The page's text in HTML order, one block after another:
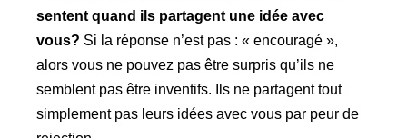
sentent quand ils partagent une idée avec
vous? Si la réponse n’est pas : « encouragé »,
alors vous ne pouvez pas être surpris qu’ils ne
semblent pas être inventifs. Ils ne partagent tout
simplement pas leurs idées avec vous par peur de